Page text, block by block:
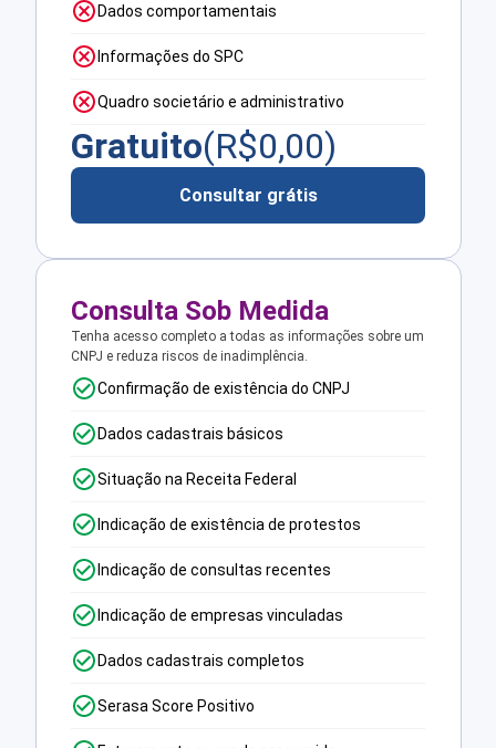
Dados comportamentais
Informações do SPC
Quadro societário e administrativo
Gratuito(R$0,00)
Consultar grátis
Consulta Sob Medida
Tenha acesso completo a todas as informações sobre um
CNPJ e reduza riscos de inadimplência.
Confirmação de existência do CNPJ
Dados cadastrais básicos
Situação na Receita Federal
Indicação de existência de protestos
Indicação de consultas recentes
Indicação de empresas vinculadas
Dados cadastrais completos
Serasa Score Positivo